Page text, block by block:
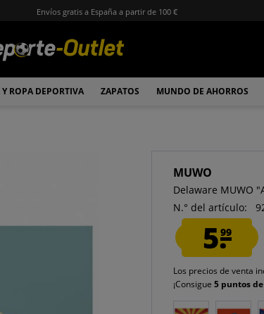
Envíos gratis a España a partir de 100 €
ROPA DEPORTIVA ZAPATOS MUNDO DE AHORROS
MUWO
Delaware MUWO
N.° del artículo:
5.99
Los precios de venta
¡Consigue5 puntos